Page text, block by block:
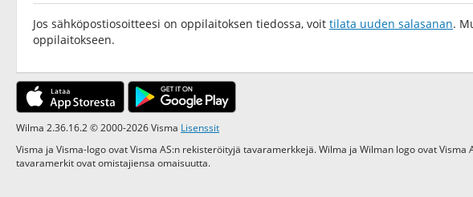
Jos sähköpostiosoitteesi on oppilaitoksen tiedossa, voit tilata uuden salasanan.
oppilaitokseen.
Wilma 2.36.16.2 © 2000-2026 Visma Lisenssit
Visma ja Visma-logo ovat Visma AS:n rekisteröityjä tavaramerkkejä. Wilma ja Wilman logo ovat
tavaramerkit ovat omistajiensa omaisuutta.